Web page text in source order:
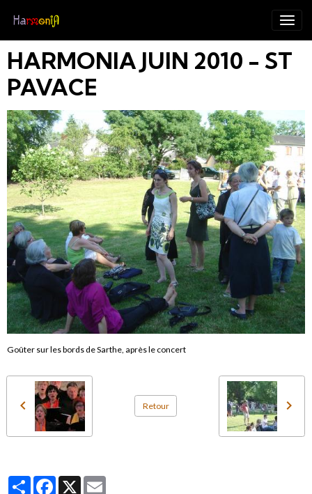
HARMONIA JUIN 2010 - ST
PAVACE
Goûter sur les bords de Sarthe, après le concert
Retour
PartagerFacebook
X